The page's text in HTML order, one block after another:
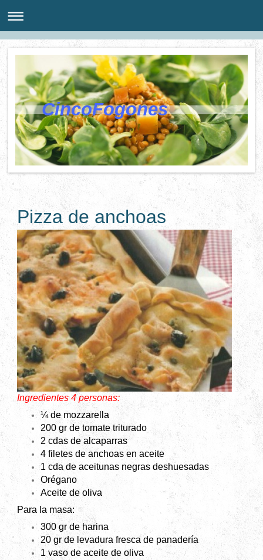
CincoFogones
Pizza de anchoas
Ingredientes 4 personas:
¼ de mozzarella
200 gr de tomate triturado
2 cdas de alcaparras
4 filetes de anchoas en aceite
1 cda de aceitunas negras deshuesadas
Orégano
Aceite de oliva
Para la masa:
300 gr de harina
20 gr de levadura fresca de panadería
1 vaso de aceite de oliva